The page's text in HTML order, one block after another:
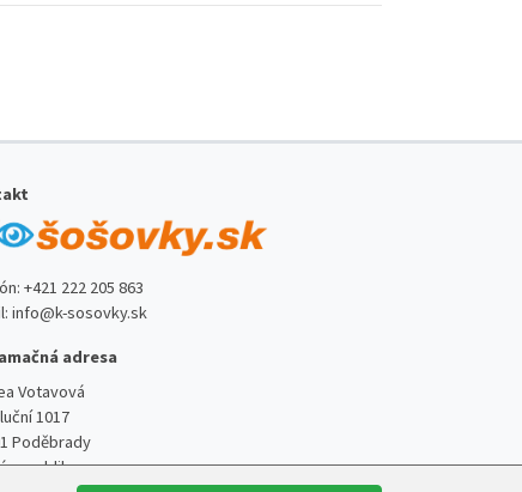
+421 222 205 863
info@k-sosovky.sk
adresa
Votavová
1017
Poděbrady
republika